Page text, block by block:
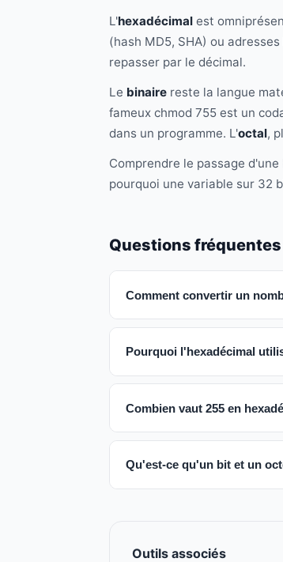
L'hexadécimal est
(hash MD5, SHA) ou
repasser par le décimal.
Le binaire reste la langue
fameux chmod 755 est un
dans un programme. L'octal,
Comprendre le passage
pourquoi une variable sur 32
Questions fréquentes
Comment convertir un
Pourquoi l'hexadécimal
Combien vaut 255 en
Qu'est-ce qu'un bit et un
Outils associés